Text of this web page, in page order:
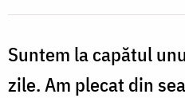
spre
zorii
Suntem la capătul
zile. Am plecat din